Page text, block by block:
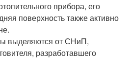
прибора, его
поверхность также активно
выделяются от СНиП,
разработавшего